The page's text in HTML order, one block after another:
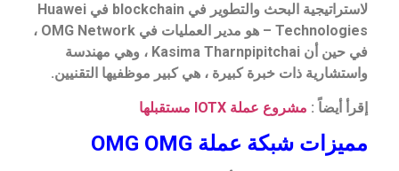
لاستراتيجية البحث والتطوير في blockchain في Huawei
Technologies – هو مدير العمليات في OMG Network ،
في حين أن Kasima Tharnpipitchai ، وهي مهندسة
واستشارية ذات خبرة كبيرة ، هي كبير موظفيها التقنيين.
إقرأ أيضاً : مشروع عملة IOTX مستقبلها
مميزات شبكة عملة OMG OMG